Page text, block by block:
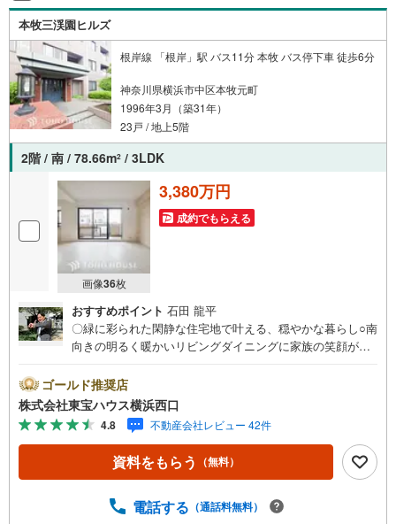
本牧三渓園ヒルズ
根岸線 「根岸」駅 バス11分 本牧 バス停下車 徒歩6分
神奈川県横浜市中区本牧元町
1996年3月（築31年）
23戸 / 地上5階
2階 / 南 / 78.66m2 / 3LDK
画像36枚
3,380万円
成約でもらえる
おすすめポイント 石田 龍平
〇緑に彩られた閑静な住宅地で叶える、穏やかな暮らし○南
向きの明るく暖かいリビングダイニングに家族の笑顔が集
有）ーーーーYahoo！ 不動産キャンペーン対象店舗ーーー
ー当店で物件を成約するとPayPayボーナスライトがもらえ
る「Yahoo！ 不動産 物件ご成約キャンペーン」の対象にな
ります。「資料をもらう」「見学予約をする」ボタンから
お問い合わせください。※必ずYahoo！ JAPAN IDでログイ
ンしてください。※PayPayボーナスライトは出金と譲渡は
ーーーーーーーーーーーーーーーーーーーーー紹介金融機
ゴールド推奨店
株式会社東宝ハウス横浜西口
4.8 不動産会社レビュー 42件
資料をもらう （無料）
電話する （通話料無料）